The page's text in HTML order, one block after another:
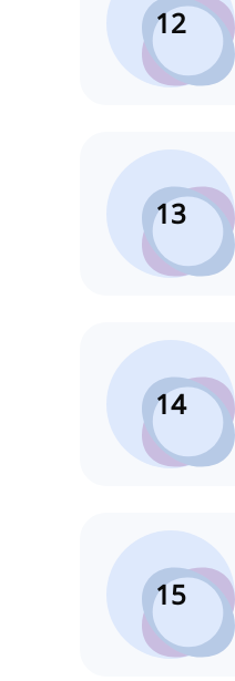
12
13
14
15